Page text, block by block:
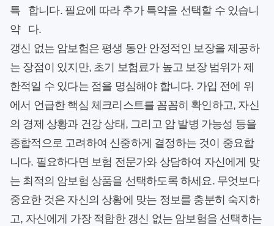
특
약
합니다. 필요에 따라 추가 특약을 선택할 수 있습니
다.
갱신 없는 암보험은 평생 동안 안정적인 보장을 제공하
는 장점이 있지만, 초기 보험료가 높고 보장 범위가 제
한적일 수 있다는 점을 명심해야 합니다. 가입 전에 위
에서 언급한 핵심 체크리스트를 꼼꼼히 확인하고, 자신
의 경제 상황과 건강 상태, 그리고 암 발병 가능성 등을
종합적으로 고려하여 신중하게 결정하는 것이 중요합
니다. 필요하다면 보험 전문가와 상담하여 자신에게 맞
는 최적의 암보험 상품을 선택하도록 하세요. 무엇보다
중요한 것은 자신의 상황에 맞는 정보를 충분히 숙지하
고, 자신에게 가장 적합한 갱신 없는 암보험을 선택하는